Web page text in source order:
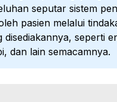
seputar sistem
pasien melalui
disediakannya, seperti
dan lain semacamnya.